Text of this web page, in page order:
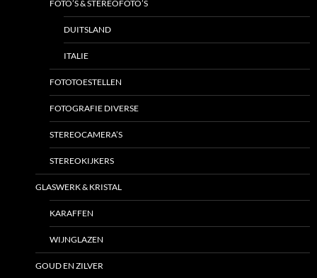
FOTO’S & STEREOFOTO’S
DUITSLAND
ITALIE
FOTOTOESTELLEN
FOTOGRAFIE DIVERSE
STEREOCAMERA’S
STEREOKIJKERS
GLASWERK & KRISTAL
KARAFFEN
WIJNGLAZEN
GOUD EN ZILVER